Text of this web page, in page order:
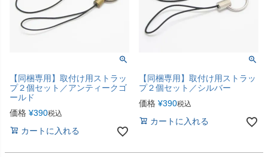
【同梱専用】取付け用ストラッ
プ２個セット／アンティークゴ
ールド
価格 ¥390税込
カートに入れる
【同梱専用】取付け用ストラッ
プ２個セット／シルバー
価格 ¥390税込
カートに入れる